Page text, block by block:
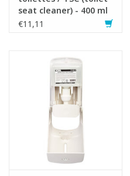
Fiche produit
seat cleaner) - 400 ml
€11,11